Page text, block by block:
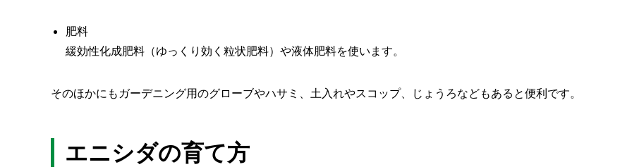
肥料
緩効性化成肥料（ゆっくり効く粒状肥料）や液体肥料を使います。
そのほかにもガーデニング用のグローブやハサミ、土入れやスコップ、じょうろなどもあると便利です。
エニシダの育て方